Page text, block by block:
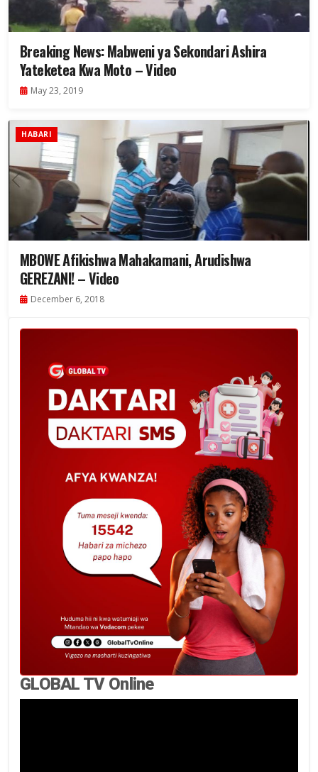
Breaking News: Mabweni ya Sekondari Ashira
Yateketea Kwa Moto – Video
May 23, 2019
HABARI
MBOWE Afikishwa Mahakamani, Arudishwa
GEREZANI! – Video
December 6, 2018
GLOBAL TV Online